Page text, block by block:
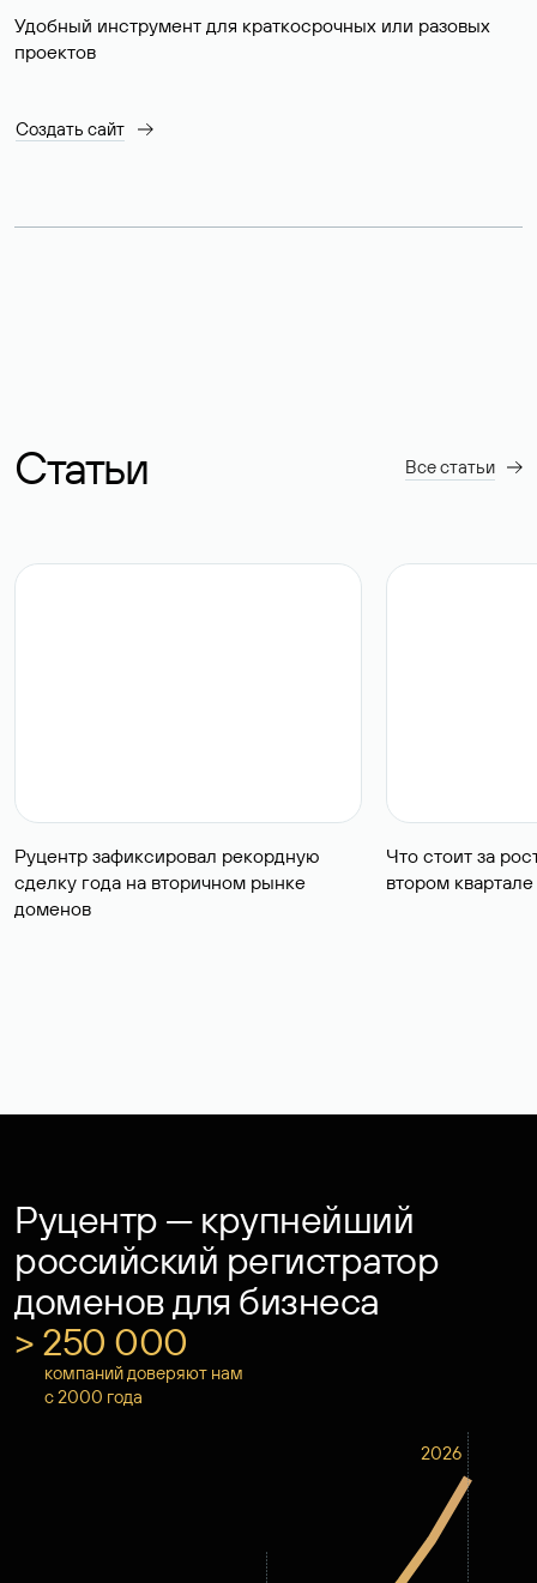
Удобный инструмент для краткосрочных или разовых
проектов
Создать сайт
Статьи Все статьи
Руцентр зафиксировал рекордную
сделку года на вторичном рынке
Что стоит за
втором
Руцентр — крупнейший
российский регистратор
доменов для бизнеса
> 250 000
компаний доверяют нам
с 2000 года
2026